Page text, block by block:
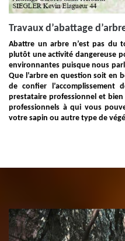
Travaux d’abattage
Abattre un arbre n’est pas du
plutôt une activité dangereuse
environnantes puisque nous
Que l’arbre en question soit en
de confier l’accomplissement
prestataire professionnel et
professionnels à qui vous
votre sapin ou autre type de